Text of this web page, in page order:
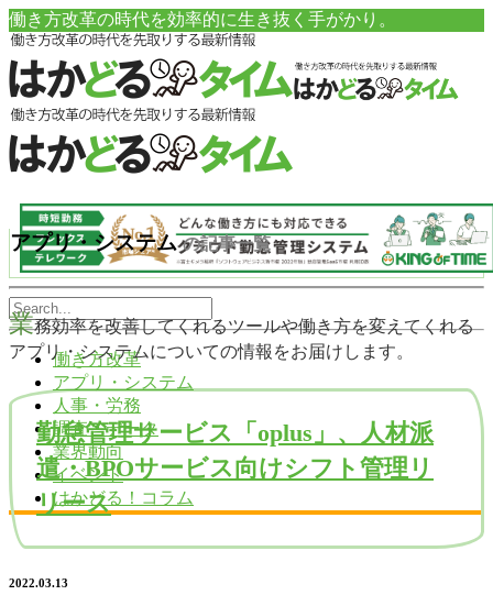
働き方改革の時代を効率的に生き抜く手がかり。
働き方改革
アプリ・システム
人事・労務
調査・データ
業界動向
イベント
はかどる！コラム
アプリ・システムの記事一覧
業務効率を改善してくれるツールや働き方を変えてくれる
アプリ・システムについての情報をお届けします。
勤怠管理サービス「oplus」、人材派
遣・BPOサービス向けシフト管理リ
リース
2022.03.13